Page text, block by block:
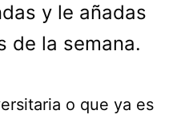
y le añadas
de la semana.
o que ya es